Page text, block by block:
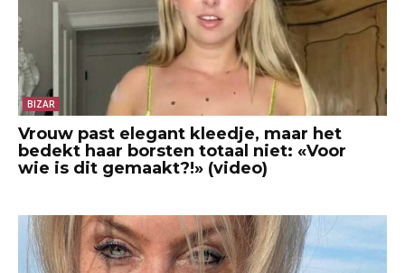
BIZAR
Vrouw past elegant kleedje, maar het
bedekt haar borsten totaal niet: «Voor
wie is dit gemaakt?!» (video)